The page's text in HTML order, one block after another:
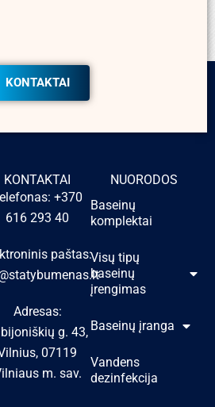
KONTAKTAI
KONTAKTAI
+370
616 293 40
paštas:
Adresas:
g. 43,
07119
m. sav.
NUORODOS
Baseinų
komplektai
Visų tipų
baseinų
įrengimas
Baseinų įranga
Vandens
dezinfekcija